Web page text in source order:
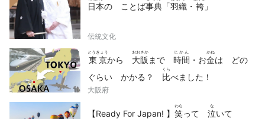
日本の ことば事典 「羽織 ・ 袴 」
伝統文化
東京
とうきょう
から 大阪
おおさか
まで 時間
じかん
・お金
かね
は どの
ぐらい かかる？ 比
くら
べました！
大阪府
【Ready For Japan! 】 笑
わら
って 泣
な
いて